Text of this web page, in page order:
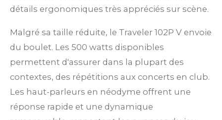
détails ergonomiques très appréciés sur scène.
Malgré sa taille réduite, le Traveler 102P V envoie
du boulet. Les 500 watts disponibles
permettent d'assurer dans la plupart des
contextes, des répétitions aux concerts en club.
Les haut-parleurs en néodyme offrent une
réponse rapide et une dynamique